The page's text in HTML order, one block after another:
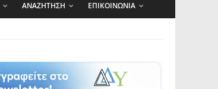
ΑΝΑΖΗΤΗΣΗ ΕΠΙΚΟΙΝΩΝΙΑ